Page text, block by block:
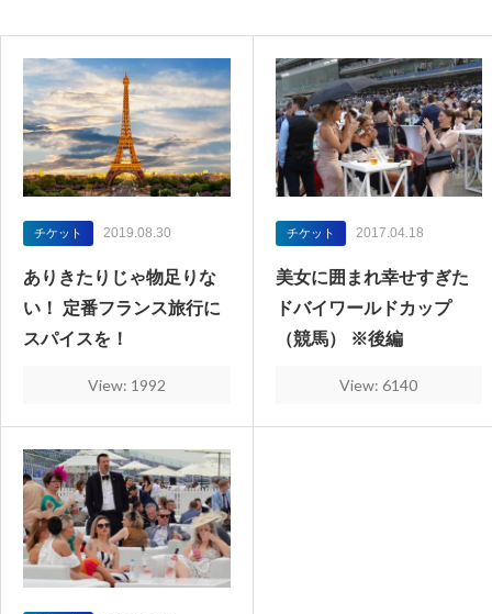
チケット 2019.08.30
ありきたりじゃ物足りな
い！ 定番フランス旅行に
スパイスを！
View: 1992
チケット 2017.04.18
美女に囲まれ幸せすぎた
ドバイワールドカップ
（競馬） ※後編
View: 6140